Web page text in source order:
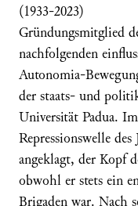
(1933-2023)
Gründungsmitglied
nachfolgenden
Autonomia-
der staats- und
Universität Padua.
Repressionswelle
angeklagt, der Kopf
obwohl er stets ein
Brigaden war. Nach